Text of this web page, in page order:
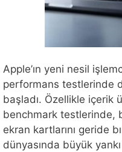
Apple’ın yeni nesil
performans testlerinde
başladı. Özellikle içerik
benchmark testlerinde,
ekran kartlarını geride
dünyasında büyük yankı